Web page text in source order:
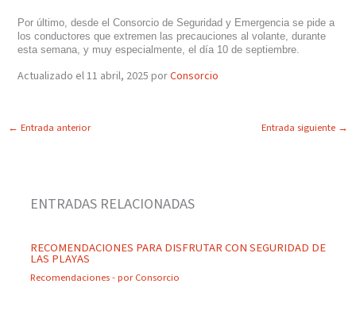
Por último, desde el Consorcio de Seguridad y Emergencia se pide a
los conductores que extremen las precauciones al volante, durante
esta semana, y muy especialmente, el día 10 de septiembre.
Actualizado el 11 abril, 2025 porConsorcio
← Entrada anterior Entrada siguiente →
ENTRADAS RELACIONADAS
RECOMENDACIONES PARA DISFRUTAR CON SEGURIDAD DE
LAS PLAYAS
Recomendaciones- por Consorcio